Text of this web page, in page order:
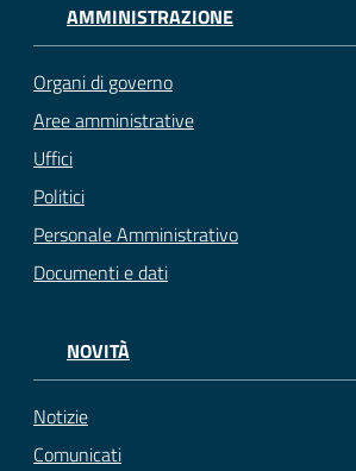
AMMINISTRAZIONE
Organi di governo
Aree amministrative
Uffici
Politici
Personale Amministrativo
Documenti e dati
NOVITÀ
Notizie
Comunicati